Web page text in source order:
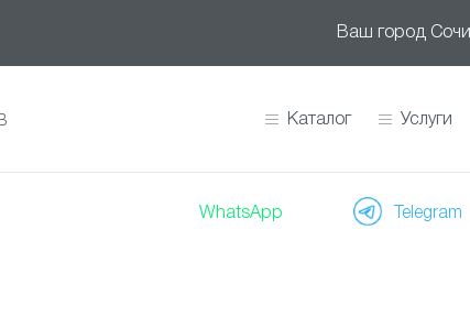
Ваш город Сочи
Каталог Услуги
WhatsApp Telegram